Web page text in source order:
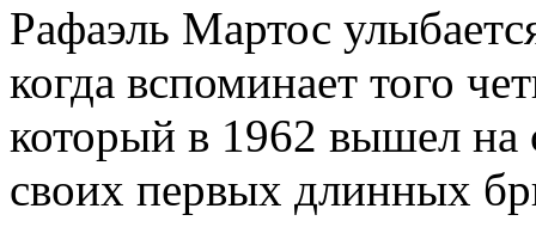
Рафаэль Мартос
когда вспоминает того
который в 1962 вышел на
своих первых длинных